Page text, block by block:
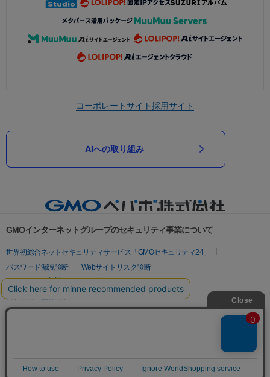
コーポレートサイト採用サイト
AIへの取り組み
GMOインターネットグループのセキュリティ事業について
世界初総合ネットセキュリティサービス「GMOセキュリティ24」
パスワード漏洩診断
Webサイトリスク診断
セキュリティ相談AIチャットボット
実在証明・盗聴対策
サイバー攻撃対策（GMOサイバーセキュリティ byイエラエ）